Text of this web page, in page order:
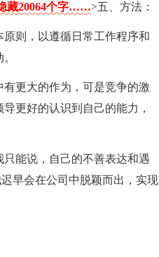
藏20064个字……>五、方法：
则，以遵循日常工作程序和
更大的作为，可是竞争的激
更好的认识到自己的能力，
能说，自己的不善表达和遇
早会在公司中脱颖而出，实现